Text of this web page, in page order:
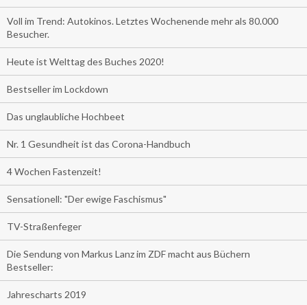
Voll im Trend: Autokinos. Letztes Wochenende mehr als 80.000
Besucher.
Heute ist Welttag des Buches 2020!
Bestseller im Lockdown
Das unglaubliche Hochbeet
Nr. 1 Gesundheit ist das Corona-Handbuch
4 Wochen Fastenzeit!
Sensationell: "Der ewige Faschismus"
TV-Straßenfeger
Die Sendung von Markus Lanz im ZDF macht aus Büchern
Bestseller:
Jahrescharts 2019